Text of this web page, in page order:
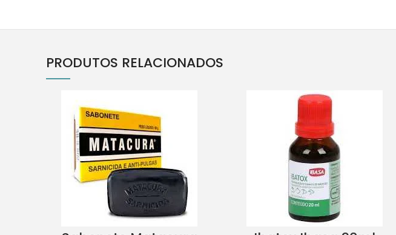
PRODUTOS RELACIONADOS